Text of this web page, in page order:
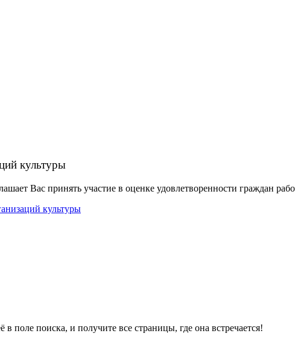
культуры
Вас принять участие в оценке удовлетворенности граждан
поиска, и получите все страницы, где она встречается!